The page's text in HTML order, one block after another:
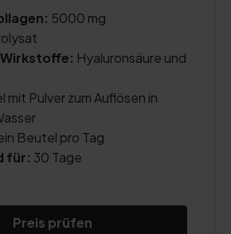
5000 mg
Hyaluronsäure und
mit Pulver zum Auflösen in
Beutel pro Tag
für: 30 Tage
Preis prüfen